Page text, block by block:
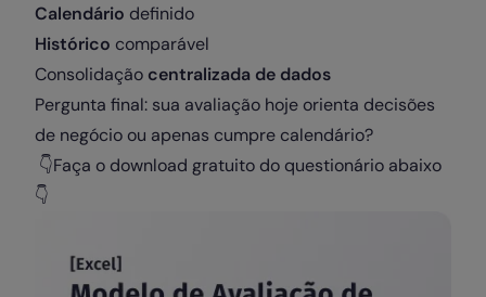
Calendário definido
Histórico comparável
Consolidação centralizada de dados
Pergunta final: sua avaliação hoje orienta decisões
de negócio ou apenas cumpre calendário?
👇Faça o download gratuito do questionário abaixo
👇